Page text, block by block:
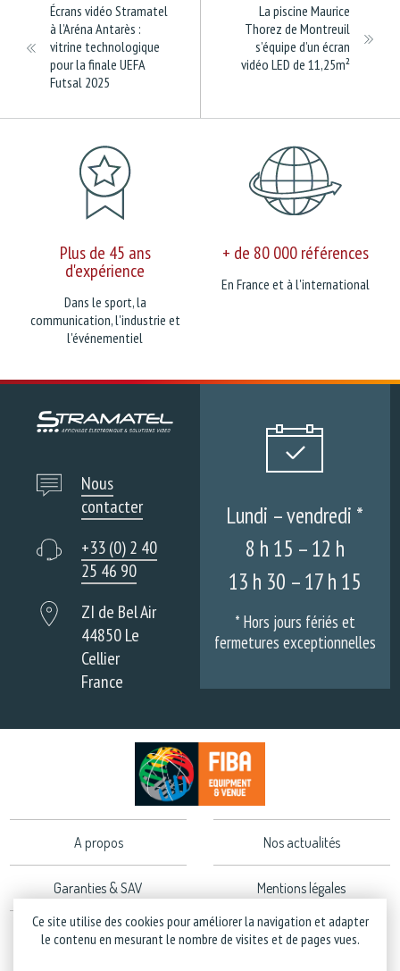
Écrans vidéo Stramatel
à l’Aréna Antarès :
vitrine technologique
pour la finale UEFA
Futsal 2025
La piscine Maurice
Thorez de Montreuil
s’équipe d’un écran
vidéo LED de 11,25m²
Plus de 45 ans
d'expérience
Dans le sport, la
communication, l'industrie et
l'événementiel
+ de 80 000 références
En France et à l'international
Nous
contacter
+33 (0) 2 40
25 46 90
ZI de Bel Air
44850 Le
Cellier
France
Lundi – vendredi *
8 h 15 – 12 h
13 h 30 – 17 h 15
* Hors jours fériés et
fermetures exceptionnelles
A propos Nos actualités
Garanties & SAV Mentions légales
Politique de confidentialité
Ce site utilise des cookies pour améliorer la navigation et adapter
le contenu en mesurant le nombre de visites et de pages vues.